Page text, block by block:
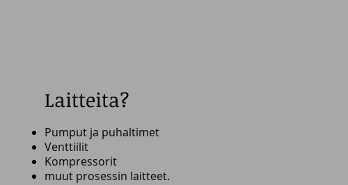
Laitteita?
Pumput ja puhaltimet
Venttiilit
Kompressorit
muut prosessin laitteet.